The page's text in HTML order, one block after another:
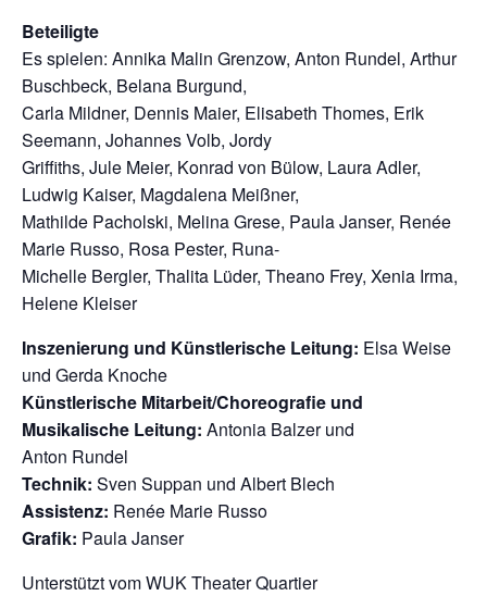
Beteiligte
Es spielen: Annika Malin Grenzow, Anton Rundel, Arthur
Buschbeck, Belana Burgund,
Carla Mildner, Dennis Maier, Elisabeth Thomes, Erik
Seemann, Johannes Volb, Jordy
Griffiths, Jule Meier, Konrad von Bülow, Laura Adler,
Ludwig Kaiser, Magdalena Meißner,
Mathilde Pacholski, Melina Grese, Paula Janser, Renée
Marie Russo, Rosa Pester, Runa-
Michelle Bergler, Thalita Lüder, Theano Frey, Xenia Irma,
Helene Kleiser
Inszenierung und Künstlerische Leitung: Elsa Weise
und Gerda Knoche
Künstlerische Mitarbeit/Choreografie und
Musikalische Leitung: Antonia Balzer und
Anton Rundel
Technik: Sven Suppan und Albert Blech
Assistenz: Renée Marie Russo
Grafik: Paula Janser
Unterstützt vom WUK Theater Quartier